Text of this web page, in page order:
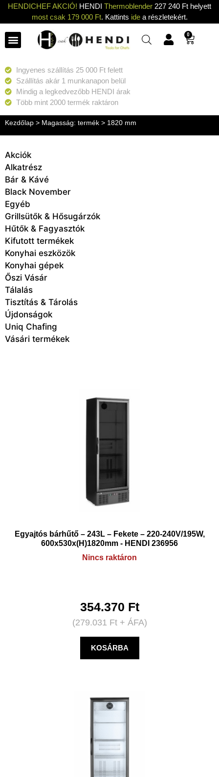
HENDICHEF AKCIÓ! HENDI Thermoblender 227 240 Ft helyett
most csak 179 000 Ft. Kattints idea részletekért.
0
Ingyenes szállítás 25 000 Ft felett
Szállítás akár 1 munkanapon belül
Mindig a legkedvezőbb HENDI árak
Több mint 2000 termék raktáron
Kezdőlap > Magasság: termék > 1820 mm
Akciók
Alkatrész
Bár & Kávé
Black November
Egyéb
Grillsütők & Hősugárzók
Hűtők & Fagyasztók
Kifutott termékek
Konyhai eszközök
Konyhai gépek
Őszi Vásár
Tálalás
Tisztítás & Tárolás
Újdonságok
Uniq Chafing
Vásári termékek
Egyajtós bárhűtő – 243L – Fekete – 220-240V/195W,
600x530x(H)1820mm - HENDI 236956
Nincs raktáron
354.370 Ft
(279.031 Ft+ ÁFA)
KOSÁRBA